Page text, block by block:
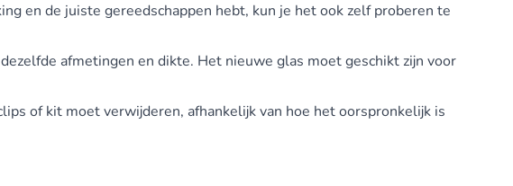
en de juiste gereedschappen hebt, kun je het ook zelf proberen te
afmetingen en dikte. Het nieuwe glas moet geschikt zijn voor
of kit moet verwijderen, afhankelijk van hoe het oorspronkelijk is